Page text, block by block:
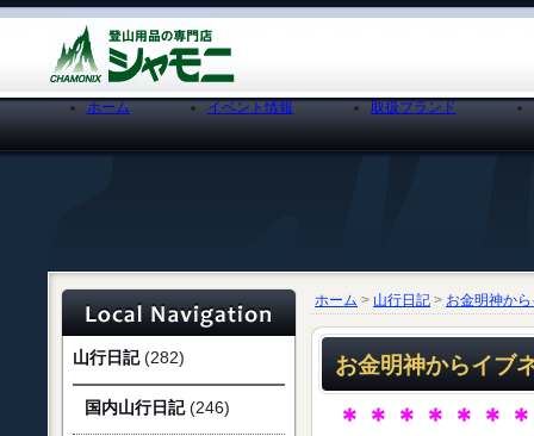
ホーム イベント情報 取扱ブランド
山行日記(282)
国内山行日記(246)
ホーム > 山行日記 > お金明神か
お金明神からイ
＊＊＊＊＊＊